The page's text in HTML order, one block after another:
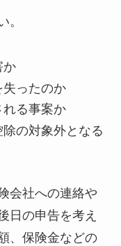
。
か
ったのか
る事案か
の対象外となる
会社への連絡や
日の申告を考え
、保険金などの